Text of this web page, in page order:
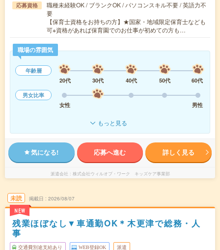
応募資格
職種未経験OK / ブランクOK / パソコンスキル不要 / 英語力不
要
【保育士資格をお持ちの方】★国家・地域限定保育士なども
可※資格があれば保育園でのお仕事が初めての方も…
職場の雰囲気
年齢層
20代
30代 40代 50代
60代
男女比率
女性
男性
もっと見る
気になる! 応募へ進む 詳しく見る
派遣会社 株式会社ウィルオブ・ワーク キッズケア事業部
未読
NEW
掲載日 2026/08/07
残業ほぼなし▼車通勤OK＊木更津で総務・人
事
交通費別途支給あり WEB登録OK 派遣